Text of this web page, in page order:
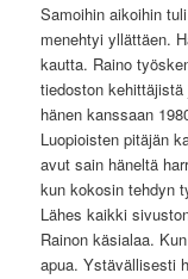
Samoihin aikoihin
menehtyi yllättäen.
kautta. Raino
tiedoston
hänen kanssaan
Luopioisten pitäjän
avut sain häneltä
kun kokosin tehdyn
Lähes kaikki
Rainon käsialaa.
apua. Ystävällisesti